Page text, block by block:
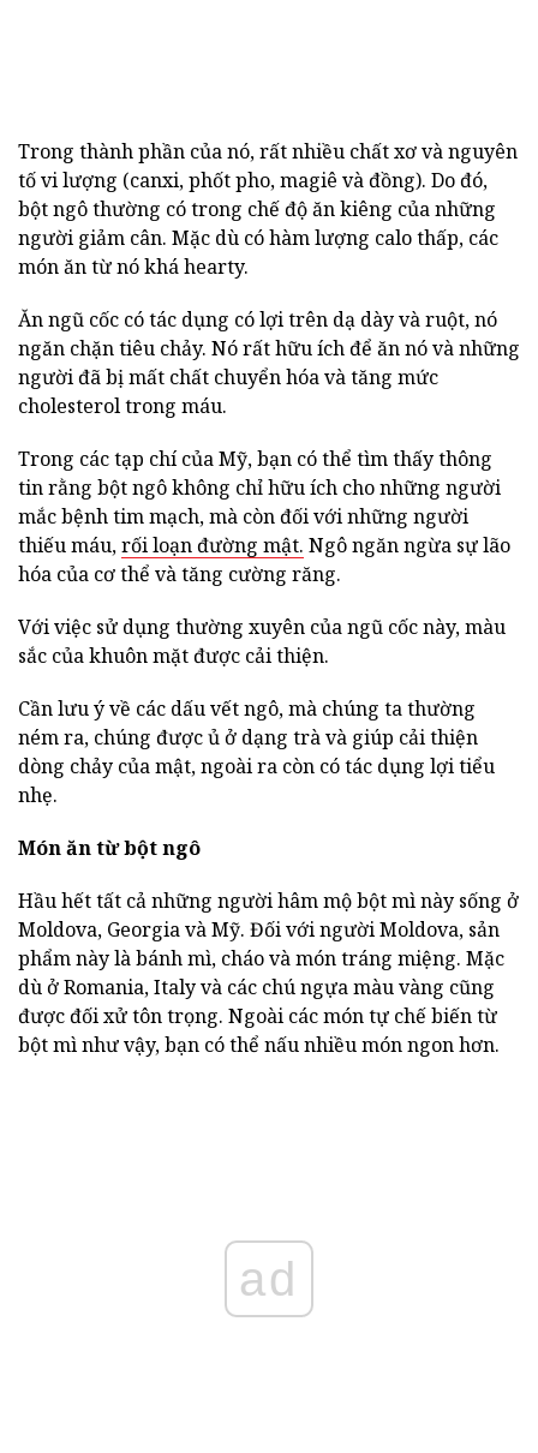
Trong thành phần của nó, rất nhiều chất xơ và nguyên
tố vi lượng (canxi, phốt pho, magiê và đồng). Do đó,
bột ngô thường có trong chế độ ăn kiêng của những
người giảm cân. Mặc dù có hàm lượng calo thấp, các
món ăn từ nó khá hearty.
Ăn ngũ cốc có tác dụng có lợi trên dạ dày và ruột, nó
ngăn chặn tiêu chảy. Nó rất hữu ích để ăn nó và những
người đã bị mất chất chuyển hóa và tăng mức
cholesterol trong máu.
Trong các tạp chí của Mỹ, bạn có thể tìm thấy thông
tin rằng bột ngô không chỉ hữu ích cho những người
mắc bệnh tim mạch, mà còn đối với những người
thiếu máu,rối loạn đường mật. Ngô ngăn ngừa sự lão
hóa của cơ thể và tăng cường răng.
Với việc sử dụng thường xuyên của ngũ cốc này, màu
sắc của khuôn mặt được cải thiện.
Cần lưu ý về các dấu vết ngô, mà chúng ta thường
ném ra, chúng được ủ ở dạng trà và giúp cải thiện
dòng chảy của mật, ngoài ra còn có tác dụng lợi tiểu
nhẹ.
Món ăn từ bột ngô
Hầu hết tất cả những người hâm mộ bột mì này sống ở
Moldova, Georgia và Mỹ. Đối với người Moldova, sản
phẩm này là bánh mì, cháo và món tráng miệng. Mặc
dù ở Romania, Italy và các chú ngựa màu vàng cũng
được đối xử tôn trọng. Ngoài các món tự chế biến từ
bột mì như vậy, bạn có thể nấu nhiều món ngon hơn.
ad